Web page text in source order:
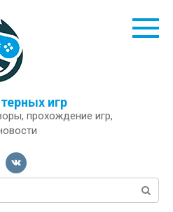
игр
прохождение игр,